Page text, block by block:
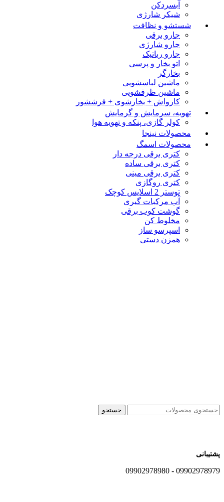
آبسردکن
شیکر شارژی
شستشو و نظافت
جارو برقی
جارو شارژی
جارو رباتیک
اتو بخار و پرسی
بخارگر
ماشین لباسشویی
ماشین ظرفشویی
کارواش + بخارشوی + فرششور
تهویه، سرمایش و گرمایش
کولر گازی، پنکه و تهویه هوا
محصولات نینجا
محصولات اسمگ
کتری برقی درجه دار
کتری برقی ساده
کتری برقی مینی
کتری روگازی
توستر 2 اسلایس کوچک
آب مرکبات گیری
گوشت کوب برقی
مخلوط کن
اسپرسو ساز
همزن دستی
جستجو
پشتیبانی
09902978979 - 09902978980